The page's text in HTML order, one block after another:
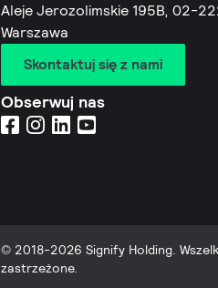
Aleje Jerozolimskie 195B, 02-
Warszawa
Skontaktuj się z nami
Obserwuj nas
© 2018-2026 Signify Holding.
zastrzeżone.